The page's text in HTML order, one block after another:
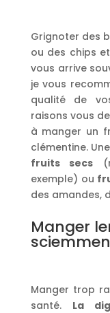
Grignoter des
ou des chips
vous arrive
je vous
qualité de
raisons vous
à manger un
clémentine.
fruits secs
exemple) ou
des amandes,
Manger
Manger trop
santé. La